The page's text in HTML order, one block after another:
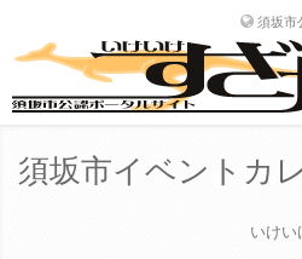
須坂市
須坂市イベントカ
いけい